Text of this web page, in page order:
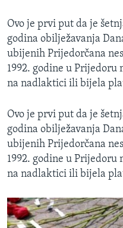
Ovo je prvi put da je
godina obilježavanja
ubijenih Prijedorčana
1992. godine u
na nadlaktici ili bijela
Ovo je prvi put da je
godina obilježavanja
ubijenih Prijedorčana
1992. godine u
na nadlaktici ili bijela